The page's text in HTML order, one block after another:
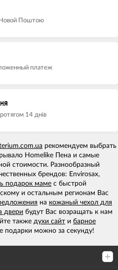
Новой Поштою
платеж
14 днів
рекомендуем выбрать
Homelike Пена и самые
стоимости. Разнообразный
брендов: Envirosax,
подарок маме с быстрой
и остальным регионам Вас
на кожаный чехол для
двери будут Вас возращать к нам
также духи сайт и барное
подарки можно за секунду!